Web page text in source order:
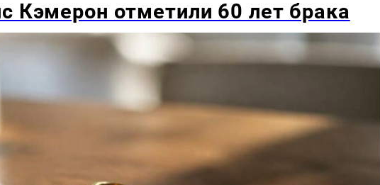
Кэмерон отметили 60 лет брака